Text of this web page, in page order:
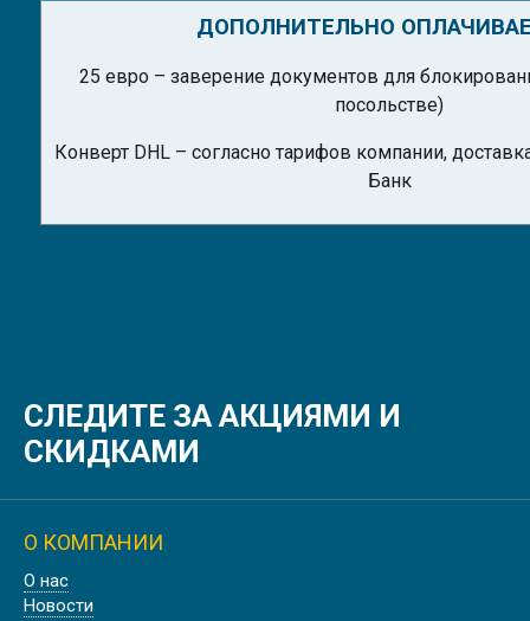
ДОПОЛНИТЕЛЬНО
25 евро – заверение документов для
посольстве)
Конверт DHL – согласно тарифов компании,
Банк
СЛЕДИТЕ ЗА АКЦИЯМИ И
СКИДКАМИ
О КОМПАНИИ
О нас
Новости